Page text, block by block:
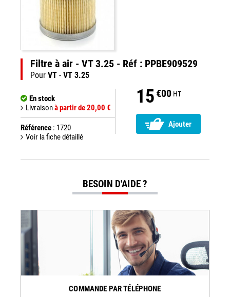
Filtre à air - VT 3.25 - Réf : PPBE909529
Pour VT - VT 3.25
En stock
Livraisonà partir de 20,00 €
Référence : 1720
Voir la fiche détaillé
15 €00 HT
Ajouter
BESOIN D'AIDE ?
COMMANDE PAR TÉLÉPHONE